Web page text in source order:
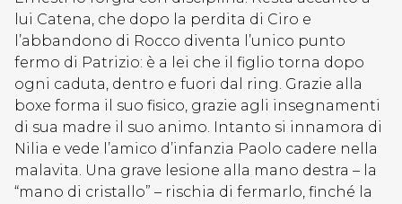
lui Catena, che dopo la perdita di Ciro e
l’abbandono di Rocco diventa l’unico punto
fermo di Patrizio: è a lei che il figlio torna dopo
ogni caduta, dentro e fuori dal ring. Grazie alla
boxe forma il suo fisico, grazie agli insegnamenti
di sua madre il suo animo. Intanto si innamora di
Nilia e vede l’amico d’infanzia Paolo cadere nella
malavita. Una grave lesione alla mano destra – la
“mano di cristallo” – rischia di fermarlo, finché la